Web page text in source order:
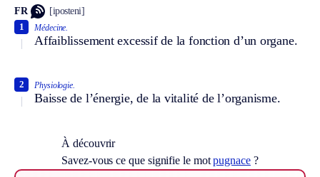
FR [iposteni]
Médecine.
Affaiblissement excessif de la fonction d’un organe.
1
Physiologie.
Baisse de l’énergie, de la vitalité de l’organisme.
2
À découvrir
Savez-vous ce que signifie le motpugnace?